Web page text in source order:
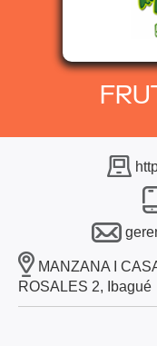
MANZANA I
ROSALES 2, Ibagué